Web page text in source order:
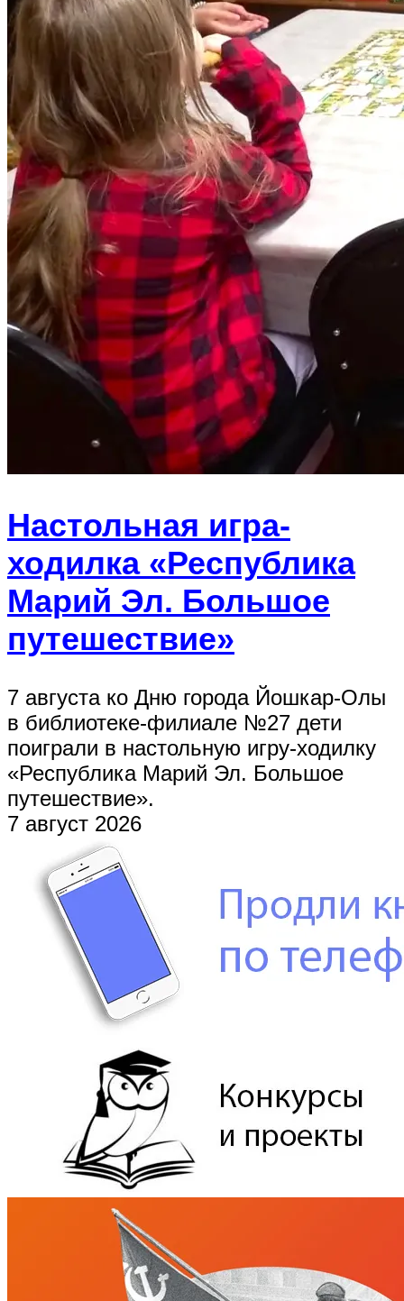
Настольная игра-
ходилка «Республика
Марий Эл. Большое
путешествие»
7 августа ко Дню города Йошкар-Олы
в библиотеке-филиале №27 дети
поиграли в настольную игру-ходилку
«Республика Марий Эл. Большое
путешествие».
7 август 2026